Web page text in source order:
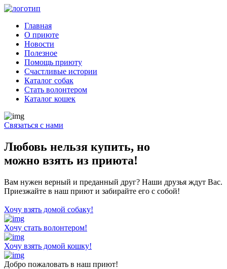
Главная
О приюте
Новости
Полезное
Помощь приюту
Счастливые истории
Каталог собак
Стать волонтером
Каталог кошек
Связаться с нами
Любовь нельзя купить, но
можно взять из приюта!
Вам нужен верный и преданный друг? Наши друзья ждут Вас.
Приезжайте в наш приют и забирайте его с собой!
Хочу взять домой собаку!
Хочу стать волонтером!
Хочу взять домой кошку!
Добро пожаловать в наш приют!